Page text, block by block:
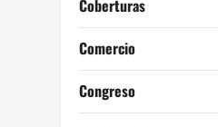
Coberturas
Comercio
Congreso